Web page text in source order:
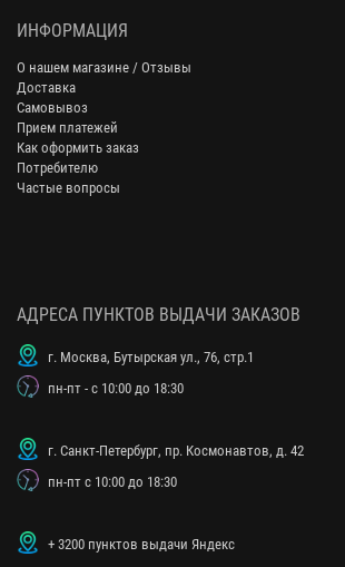
ИНФОРМАЦИЯ
О нашем магазине / Отзывы
Доставка
Самовывоз
Прием платежей
Как оформить заказ
Потребителю
Частые вопросы
АДРЕСА ПУНКТОВ ВЫДАЧИ ЗАКАЗОВ
г. Москва, Бутырская ул., 76, стр.1
пн-пт - с 10:00 до 18:30
г. Санкт-Петербург, пр. Космонавтов, д. 42
пн-пт с 10:00 до 18:30
+ 3200 пунктов выдачи Яндекс